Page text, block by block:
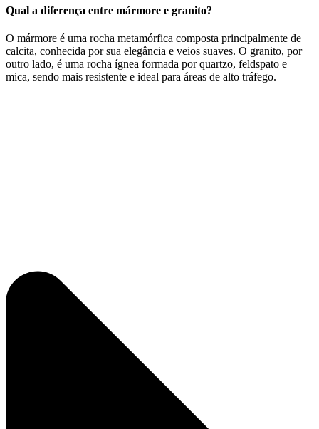
Qual a diferença entre mármore e granito?
O mármore é uma rocha metamórfica composta principalmente de
calcita, conhecida por sua elegância e veios suaves. O granito, por
outro lado, é uma rocha ígnea formada por quartzo, feldspato e
mica, sendo mais resistente e ideal para áreas de alto tráfego.